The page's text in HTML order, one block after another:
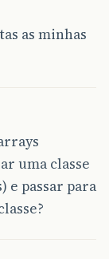
as minhas
uma classe
e passar para